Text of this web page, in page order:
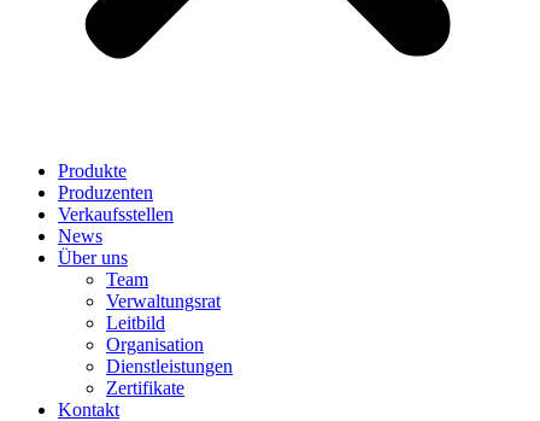
Produkte
Produzenten
Verkaufsstellen
News
Über uns
Team
Verwaltungsrat
Leitbild
Organisation
Dienstleistungen
Zertifikate
Kontakt